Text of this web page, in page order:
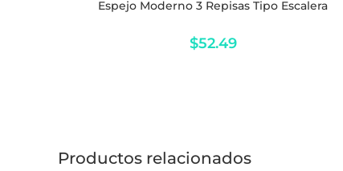
$52.49
Productos relacionados